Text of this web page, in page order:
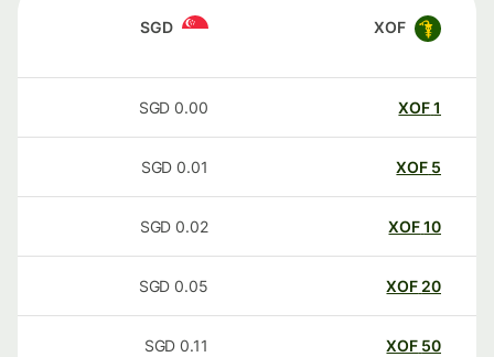
XOF
SGD
XOF
0.00
SGD
XOF
0.01
SGD
XOF
0.02
SGD
20
XOF
0.05
SGD
50
XOF
0.11
SGD